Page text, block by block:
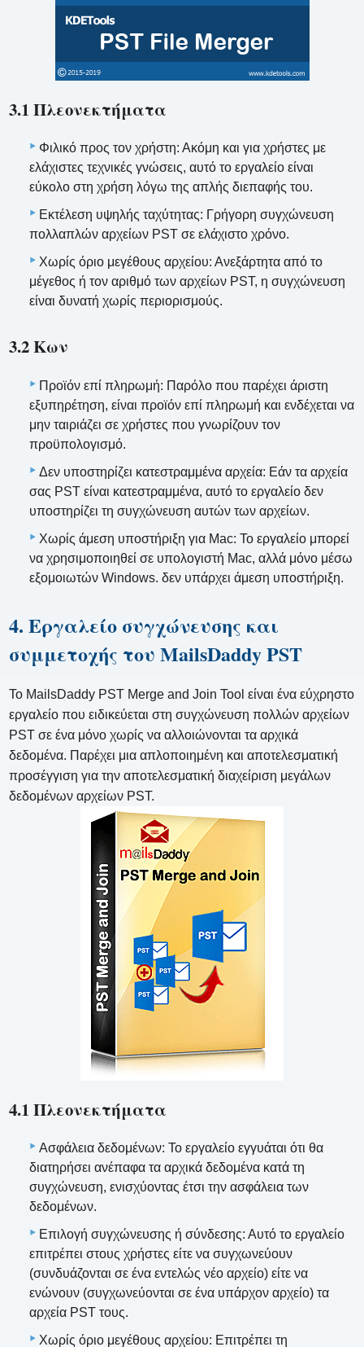
3.1 Πλεονεκτήματα
Φιλικό προς τον χρήστη: Ακόμη και για χρήστες με
ελάχιστες τεχνικές γνώσεις, αυτό το εργαλείο είναι
εύκολο στη χρήση λόγω της απλής διεπαφής του.
Εκτέλεση υψηλής ταχύτητας: Γρήγορη συγχώνευση
πολλαπλών αρχείων PST σε ελάχιστο χρόνο.
Χωρίς όριο μεγέθους αρχείου: Ανεξάρτητα από το
μέγεθος ή τον αριθμό των αρχείων PST, η συγχώνευση
είναι δυνατή χωρίς περιορισμούς.
3.2 Κων
Προϊόν επί πληρωμή: Παρόλο που παρέχει άριστη
εξυπηρέτηση, είναι προϊόν επί πληρωμή και ενδέχεται να
μην ταιριάζει σε χρήστες που γνωρίζουν τον
προϋπολογισμό.
Δεν υποστηρίζει κατεστραμμένα αρχεία: Εάν τα αρχεία
σας PST είναι κατεστραμμένα, αυτό το εργαλείο δεν
υποστηρίζει τη συγχώνευση αυτών των αρχείων.
Χωρίς άμεση υποστήριξη για Mac: Το εργαλείο μπορεί
να χρησιμοποιηθεί σε υπολογιστή Mac, αλλά μόνο μέσω
εξομοιωτών Windows. δεν υπάρχει άμεση υποστήριξη.
4. Εργαλείο συγχώνευσης και
συμμετοχής του MailsDaddy PST
Το MailsDaddy PST Merge and Join Tool είναι ένα εύχρηστο
εργαλείο που ειδικεύεται στη συγχώνευση πολλών αρχείων
PST σε ένα μόνο χωρίς να αλλοιώνονται τα αρχικά
δεδομένα. Παρέχει μια απλοποιημένη και αποτελεσματική
προσέγγιση για την αποτελεσματική διαχείριση μεγάλων
δεδομένων αρχείων PST.
4.1 Πλεονεκτήματα
Ασφάλεια δεδομένων: Το εργαλείο εγγυάται ότι θα
διατηρήσει ανέπαφα τα αρχικά δεδομένα κατά τη
συγχώνευση, ενισχύοντας έτσι την ασφάλεια των
δεδομένων.
Επιλογή συγχώνευσης ή σύνδεσης: Αυτό το εργαλείο
επιτρέπει στους χρήστες είτε να συγχωνεύουν
(συνδυάζονται σε ένα εντελώς νέο αρχείο) είτε να
ενώνουν (συγχωνεύονται σε ένα υπάρχον αρχείο) τα
αρχεία PST τους.
Χωρίς όριο μεγέθους αρχείου: Επιτρέπει τη